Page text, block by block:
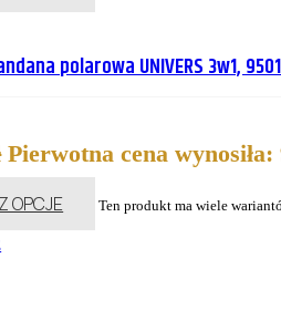
polarowa UNIVERS 3w1,
Pierwotna cena wynosiła:
OPCJE Ten produkt ma wiele